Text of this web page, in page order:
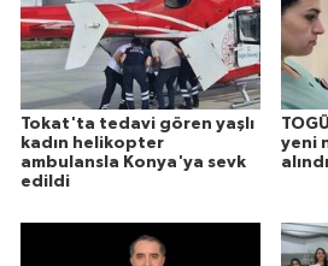
Tokat'ta tedavi gören yaşlı
kadın helikopter
ambulansla Konya'ya sevk
edildi
yeni
alındı